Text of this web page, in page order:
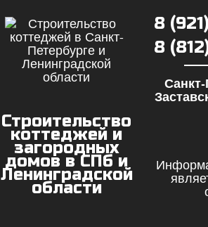
Строительство
коттеджей и
загородных
домов в СПб и
Ленинградской
области
8
8